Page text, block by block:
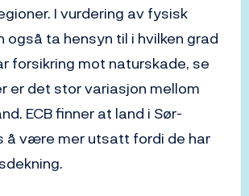
I vurdering av fysisk
også ta hensyn til i hvilken grad
forsikring mot naturskade, se
er det stor variasjon mellom
ECB finner at land i Sør-
å være mer utsatt fordi de har